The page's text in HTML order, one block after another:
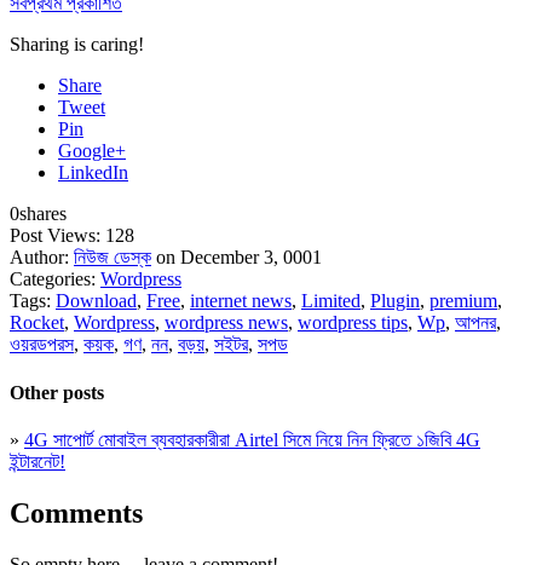
Sharing is caring!
Share
Tweet
Pin
Google+
LinkedIn
0shares
Post Views: 128
Author: নিউজ ডেস্ক on December 3, 0001
Categories: Wordpress
Tags: Download, Free, internet news, Limited, Plugin, premium,
Rocket, Wordpress, wordpress news, wordpress tips, Wp, আপনর,
ওয়রডপরস, কয়ক, গণ, নন, বড়য়, সইটর, সপড
Other posts
» 4G সাপোর্ট মোবাইল ব্যবহারকারীরা Airtel সিমে নিয়ে নিন ফ্রিতে ১জিবি 4G
ইন্টারনেট!
Comments